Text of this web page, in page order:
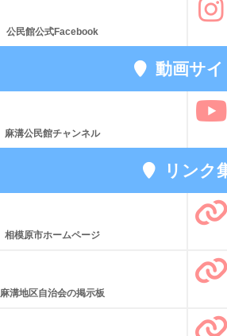
公民館公式Facebook
動画サイ
麻溝公民館チャンネル
リンク
相模原市ホームページ
麻溝地区自治会の掲示板